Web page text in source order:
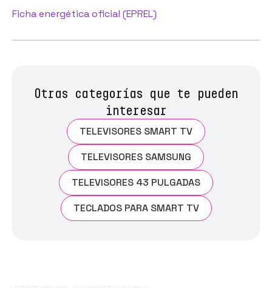
Ficha energética oficial (EPREL)
Otras categorías que te pueden
interesar
TELEVISORES SMART TV
TELEVISORES SAMSUNG
TELEVISORES 43 PULGADAS
TECLADOS PARA SMART TV